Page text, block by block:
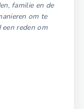
familie en de
om te
reden om